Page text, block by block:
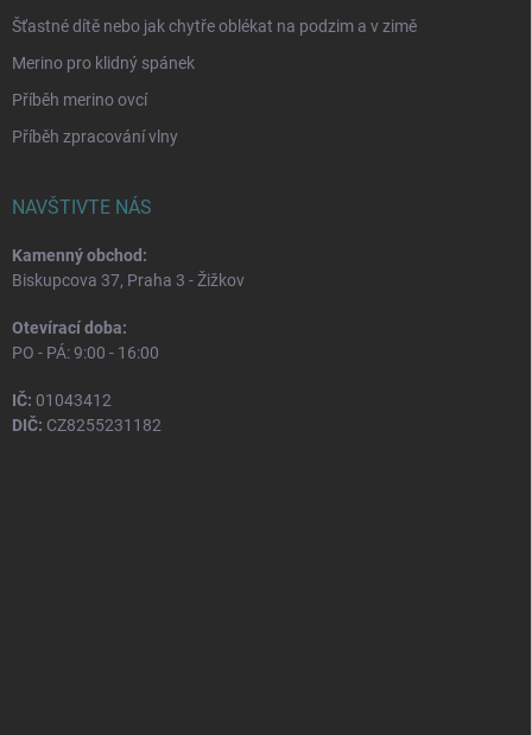
Šťastné dítě nebo jak chytře oblékat na podzim a v zimě
Merino pro klidný spánek
Příběh merino ovcí
Příběh zpracování vlny
NAVŠTIVTE NÁS
Kamenný obchod:
Biskupcova 37, Praha 3 - Žižkov
Otevírací doba:
PO - PÁ: 9:00 - 16:00
IČ: 01043412
DIČ: CZ8255231182